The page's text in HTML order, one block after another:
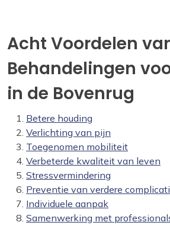
Acht Voordelen
Behandelingen
in de Bovenrug
Betere houding
Verlichting van pijn
Toegenomen mobiliteit
Verbeterde kwaliteit van leven
Stressvermindering
Preventie van verdere
Individuele aanpak
Samenwerking met